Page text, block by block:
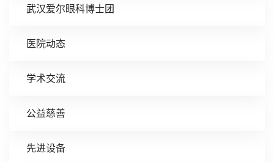
武汉爱尔眼科博士团
医院动态
学术交流
公益慈善
先进设备